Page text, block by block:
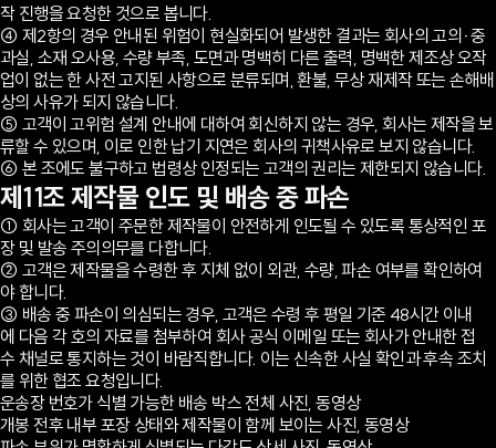
작 진행을 요청한 것으로 봅니다.
④ 제2항의 경우 안내된 위험이 현실화되어 발생한 결과는 회사의 고의·중
과실, 소재 오사용, 수량 부족, 도면과 명백히 다른 출력, 명백한 제조상 오작
업이 없는 한 사전 고지된 사항으로 분류되며, 환불, 무상 재제작 또는 손해배
상의 사유가 되지 않습니다.
⑤ 고객이 고위험 설계 안내에 대하여 회신하지 않는 경우, 회사는 제작을 보
류할 수 있으며, 이로 인한 납기 지연은 회사의 귀책사유로 보지 않습니다.
⑥ 본 조에도 불구하고 법령상 인정되는 고객의 권리는 제한되지 않습니다.
제11조 제작물 인도 및 배송 중 파손
① 회사는 고객이 주문한 제작물이 안전하게 인도될 수 있도록 통상적인 포
장 및 발송 주의의무를 다합니다.
② 고객은 제작물을 수령한 후 지체 없이 외관, 수량, 파손 여부를 확인하여
야 합니다.
③ 배송 중 파손이 의심되는 경우, 고객은 수령 후 평일 기준 48시간 이내
에 다음 각 호의 자료를 첨부하여 회사 공식 이메일 또는 회사가 안내한 접
수 채널로 통지하는 것이 바람직합니다. 이는 신속한 사실 확인과 후속 조치
를 위한 협조 요청입니다.
운송장 번호가 식별 가능한 배송 박스 전체 사진, 동영상
개봉 전후 내부 포장 상태와 제작물이 함께 보이는 사진, 동영상